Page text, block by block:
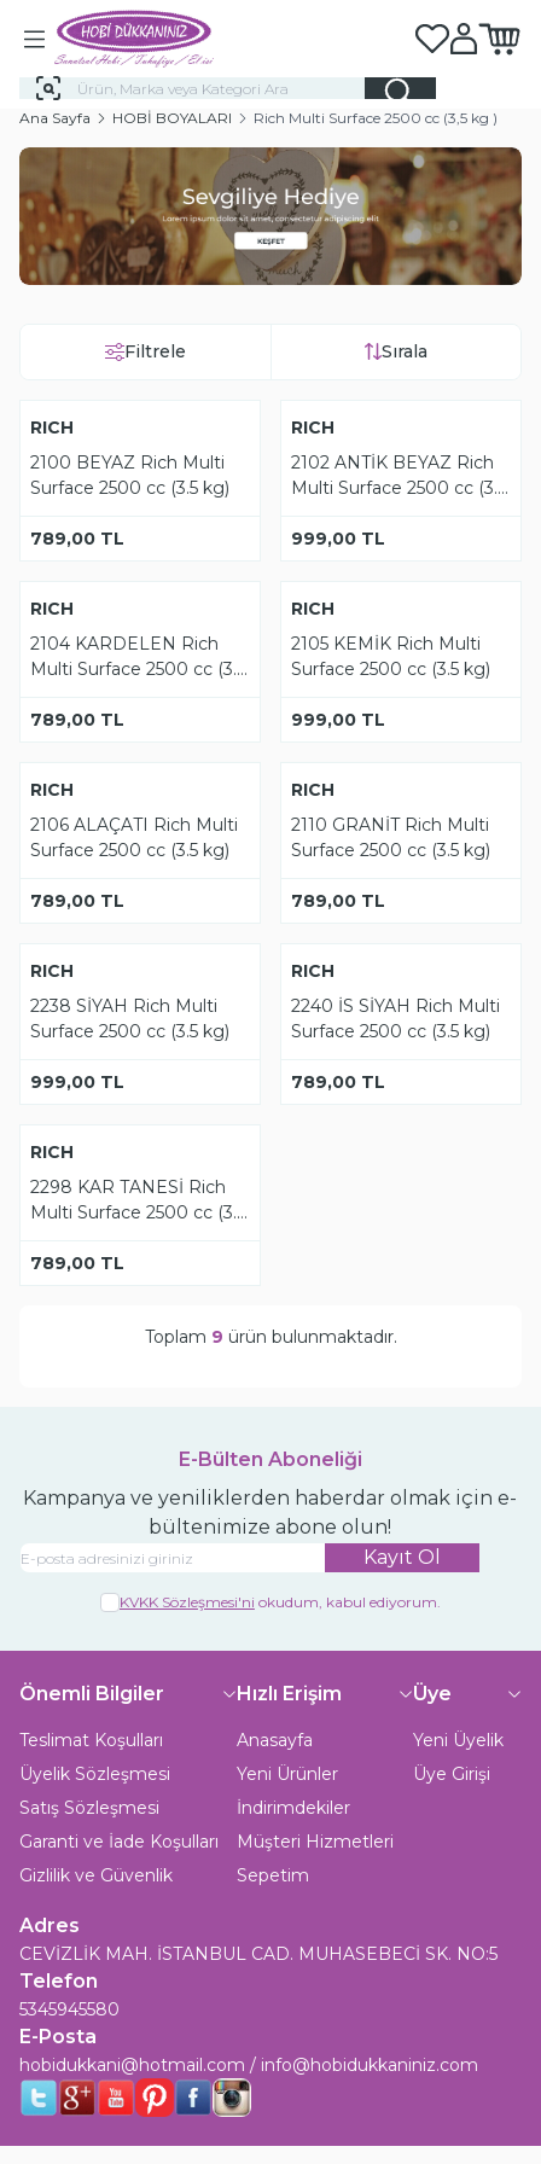
Favorilerim
Hesabım
Ana Sayfa HOBİ BOYALARI Rich Multi Surface 2500 cc (3,5 kg )
Filtrele Sırala
Tükendi
YENI
RICH
2100 BEYAZ Rich Multi
Surface 2500 cc (3.5 kg)
789,00 TL
Tükendi
YENI
RICH
2102 ANTİK BEYAZ Rich
Multi Surface 2500 cc (3.5
999,00 TL
Tükendi
YENI
RICH
2104 KARDELEN Rich
Multi Surface 2500 cc (3.5
789,00 TL
Tükendi
YENI
RICH
2105 KEMİK Rich Multi
Surface 2500 cc (3.5 kg)
999,00 TL
Tükendi
YENI
RICH
2106 ALAÇATI Rich Multi
Surface 2500 cc (3.5 kg)
789,00 TL
Tükendi
YENI
RICH
2110 GRANİT Rich Multi
Surface 2500 cc (3.5 kg)
789,00 TL
Tükendi
YENI
RICH
2238 SİYAH Rich Multi
Surface 2500 cc (3.5 kg)
999,00 TL
Tükendi
YENI
RICH
2240 İS SİYAH Rich Multi
Surface 2500 cc (3.5 kg)
789,00 TL
Tükendi
YENI
RICH
2298 KAR TANESİ Rich
Multi Surface 2500 cc (3.5
789,00 TL
Toplam 9 ürün bulunmaktadır.
E-Bülten Aboneliği
Kampanya ve yeniliklerden haberdar olmak için e-
bültenimize abone olun!
Kayıt Ol
KVKK Sözleşmesi'ni okudum, kabul ediyorum.
Adres
CEVİZLİK MAH. İSTANBUL CAD. MUHASEBECİ SK. NO:5
Telefon
5345945580
E-Posta
hobidukkani@hotmail.com / info@hobidukkaniniz.com
Önemli Bilgiler
Teslimat Koşulları
Üyelik Sözleşmesi
Satış Sözleşmesi
Garanti ve İade Koşulları
Gizlilik ve Güvenlik
Hızlı Erişim
Anasayfa
Yeni Ürünler
İndirimdekiler
Müşteri Hizmetleri
Sepetim
Üye
Yeni Üyelik
Üye Girişi